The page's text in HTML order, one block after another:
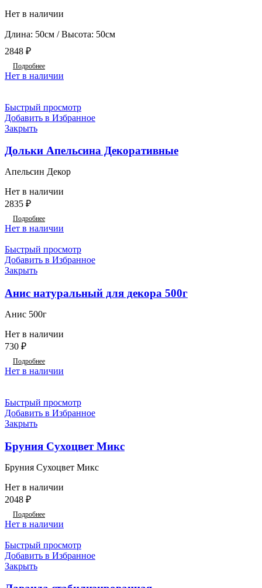
Нет в наличии
Длина: 50см / Высота: 50см
2848 ₽
Подробнее
Нет в наличии
Быстрый просмотр
Добавить в Избранное
Закрыть
Дольки Апельсина Декоративные
Апельсин Декор
Нет в наличии
2835 ₽
Подробнее
Нет в наличии
Быстрый просмотр
Добавить в Избранное
Закрыть
Анис натуральный для декора 500г
Анис 500г
Нет в наличии
730 ₽
Подробнее
Нет в наличии
Быстрый просмотр
Добавить в Избранное
Закрыть
Бруния Сухоцвет Микс
Бруния Сухоцвет Микс
Нет в наличии
2048 ₽
Подробнее
Нет в наличии
Быстрый просмотр
Добавить в Избранное
Закрыть